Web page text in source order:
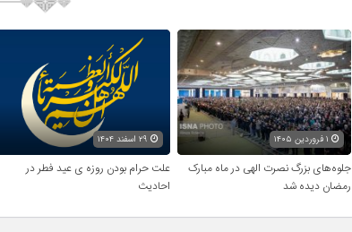
جلوه‌های بزرگ نصرت الهی در ماه مبارک
رمضان دیده شد
علت حرام بودن روزه ی عید فطر در
احادیث